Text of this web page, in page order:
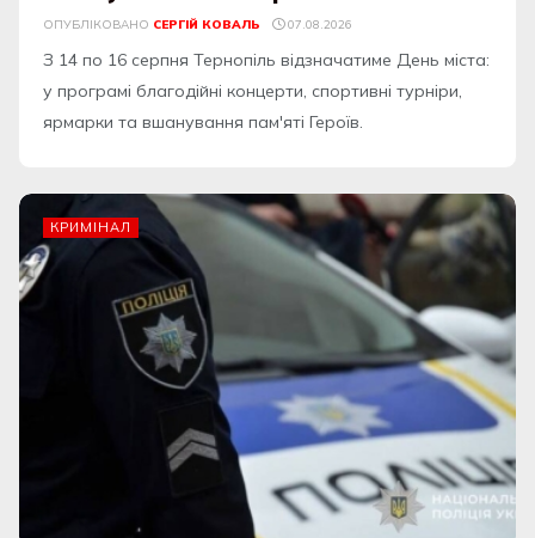
ОПУБЛІКОВАНО СЕРГІЙ КОВАЛЬ 07.08.2026
З 14 по 16 серпня Тернопіль відзначатиме День міста:
у програмі благодійні концерти, спортивні турніри,
ярмарки та вшанування пам'яті Героїв.
КРИМІНАЛ